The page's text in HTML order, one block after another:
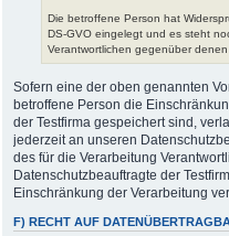
Die betroffene Person hat
DS-GVO eingelegt und es steht
Verantwortlichen gegenüber
Sofern eine der oben genannten
betroffene Person die
der Testfirma gespeichert sind,
jederzeit an unseren
des für die Verarbeitung
Datenschutzbeauftragte der
Einschränkung der Verarbeitung
F) RECHT AUF